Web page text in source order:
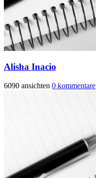
Alisha Inacio
6090 ansichten 0 kommentare